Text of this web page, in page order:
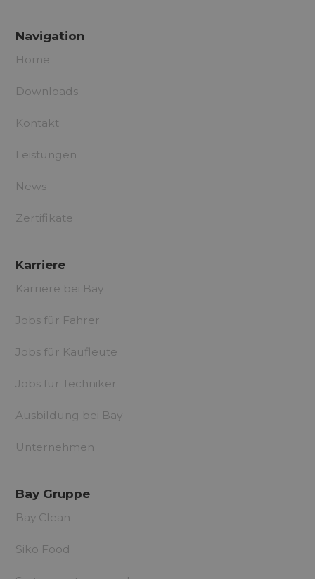
Navigation
Home
Downloads
Kontakt
Leistungen
News
Zertifikate
Karriere
Karriere bei Bay
Jobs für Fahrer
Jobs für Kaufleute
Jobs für Techniker
Ausbildung bei Bay
Unternehmen
Bay Gruppe
Bay Clean
Siko Food